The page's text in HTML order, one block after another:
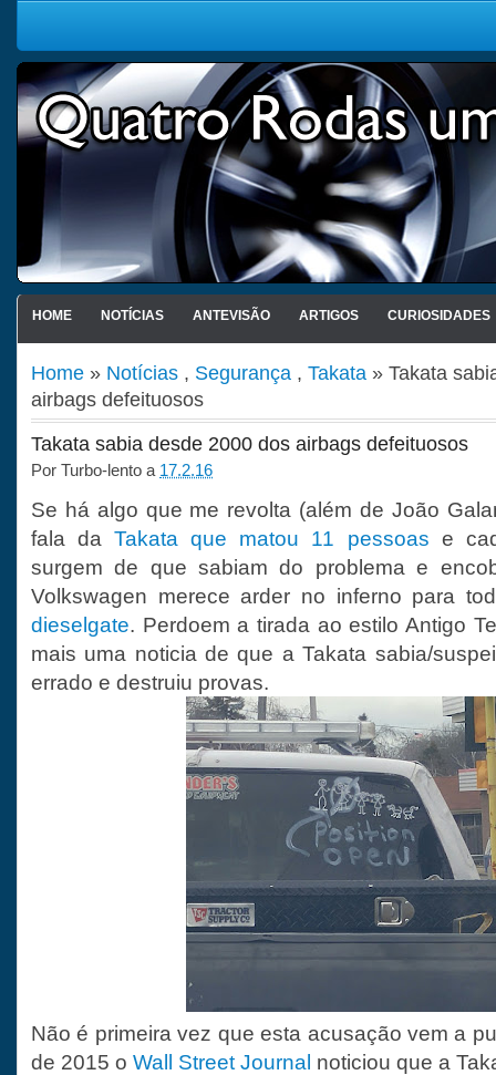
HOME NOTÍCIAS ANTEVISÃO ARTIGOS CURIOSIDADES
Home » Notícias , Segurança , Takata » Takata
airbags defeituosos
Takata sabia desde 2000 dos airbags defeituosos
Por Turbo-lento a 17.2.16
Se há algo que me revolta (além de João
fala daTakata que matou 11 pessoas e
surgem de que sabiam do problema e
Volkswagen merece arder no inferno para
dieselgate. Perdoem a tirada ao estilo Antigo
mais uma noticia de que a Takata sabia/
errado e destruiu provas.
Não é primeira vez que esta acusação vem a
de 2015 o Wall Street Journal noticiou que a